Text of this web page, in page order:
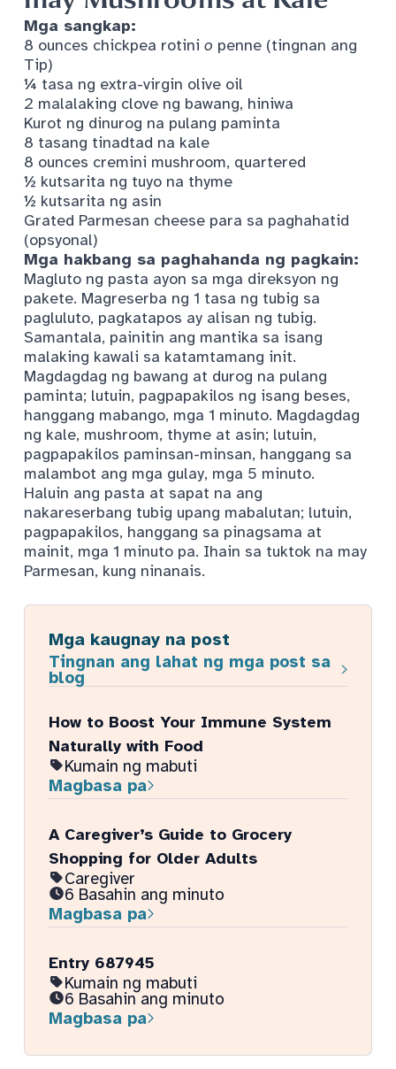
Mga sangkap:
8 ounces chickpea rotini o penne (tingnan ang
Tip)
¼ tasa ng extra-virgin olive oil
2 malalaking clove ng bawang, hiniwa
Kurot ng dinurog na pulang paminta
8 tasang tinadtad na kale
8 ounces cremini mushroom, quartered
½ kutsarita ng tuyo na thyme
½ kutsarita ng asin
Grated Parmesan cheese para sa paghahatid
(opsyonal)
Mga hakbang sa paghahanda ng pagkain:
Magluto ng pasta ayon sa mga direksyon ng
pakete. Magreserba ng 1 tasa ng tubig sa
pagluluto, pagkatapos ay alisan ng tubig.
Samantala, painitin ang mantika sa isang
malaking kawali sa katamtamang init.
Magdagdag ng bawang at durog na pulang
paminta; lutuin, pagpapakilos ng isang beses,
hanggang mabango, mga 1 minuto. Magdagdag
ng kale, mushroom, thyme at asin; lutuin,
pagpapakilos paminsan-minsan, hanggang sa
malambot ang mga gulay, mga 5 minuto.
Haluin ang pasta at sapat na ang
nakareserbang tubig upang mabalutan; lutuin,
pagpapakilos, hanggang sa pinagsama at
mainit, mga 1 minuto pa. Ihain sa tuktok na may
Parmesan, kung ninanais.
Mga kaugnay na post
Tingnan ang lahat ng mga post sa
blog
How to Boost Your Immune System
Naturally with Food
Kumain ng mabuti
Magbasa pa
A Caregiver’s Guide to Grocery
Shopping for Older Adults
Caregiver
6 Basahin ang minuto
Magbasa pa
Entry 687945
Kumain ng mabuti
6 Basahin ang minuto
Magbasa pa